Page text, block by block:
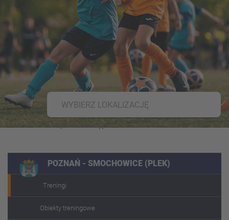
WYBIERZ LOKALIZACJĘ
POZNAŃ - SMOCHOWICE (PLEK)
Treningi
Obiekty treningowe